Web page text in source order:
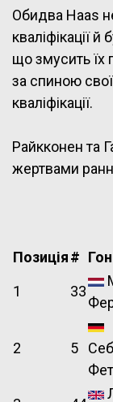
Обидва Haas
кваліфікації
що змусить їх
за спиною
кваліфікації.
Райкконен та
жертвами
Позиція#
1
33
2 5